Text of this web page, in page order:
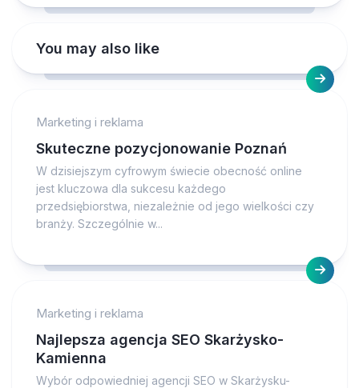
You may also like
Marketing i reklama
Skuteczne pozycjonowanie Poznań
W dzisiejszym cyfrowym świecie obecność online
jest kluczowa dla sukcesu każdego
przedsiębiorstwa, niezależnie od jego wielkości czy
branży. Szczególnie w...
Marketing i reklama
Najlepsza agencja SEO Skarżysko-
Kamienna
Wybór odpowiedniej agencji SEO w Skarżysku-